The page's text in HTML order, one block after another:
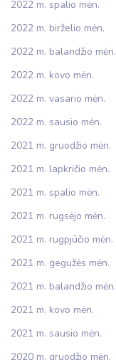
2022 m. spalio mėn.
2022 m. birželio mėn.
2022 m. balandžio mėn.
2022 m. kovo mėn.
2022 m. vasario mėn.
2022 m. sausio mėn.
2021 m. gruodžio mėn.
2021 m. lapkričio mėn.
2021 m. spalio mėn.
2021 m. rugsėjo mėn.
2021 m. rugpjūčio mėn.
2021 m. gegužės mėn.
2021 m. balandžio mėn.
2021 m. kovo mėn.
2021 m. sausio mėn.
2020 m. gruodžio mėn.